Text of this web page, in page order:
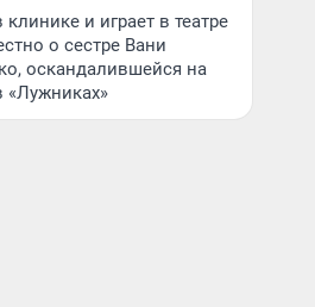
клинике и играет в театре
о сестре Вани
оскандалившейся на
«Лужниках»